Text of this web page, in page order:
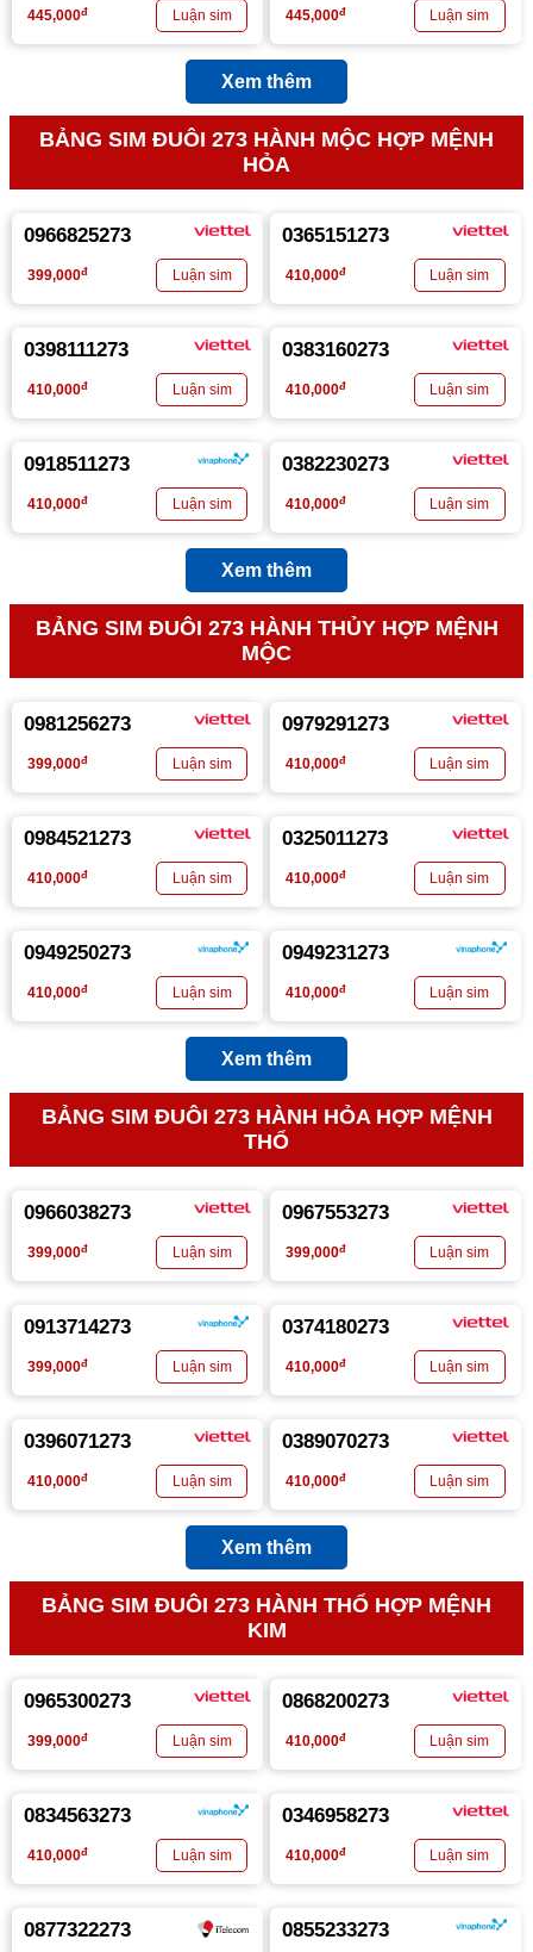
445,000đ 445,000đ
Xem thêm
BẢNG SIM ĐUÔI 273 HÀNH MỘC HỢP MỆNH
HỎA
0966825273
399,000đ
0365151273
410,000đ
0398111273
410,000đ
0383160273
410,000đ
0918511273
410,000đ
0382230273
410,000đ
Xem thêm
BẢNG SIM ĐUÔI 273 HÀNH THỦY HỢP MỆNH
MỘC
0981256273
399,000đ
0979291273
410,000đ
0984521273
410,000đ
0325011273
410,000đ
0949250273
410,000đ
0949231273
410,000đ
Xem thêm
BẢNG SIM ĐUÔI 273 HÀNH HỎA HỢP MỆNH
THỔ
0966038273
399,000đ
0967553273
399,000đ
0913714273
399,000đ
0374180273
410,000đ
0396071273
410,000đ
0389070273
410,000đ
Xem thêm
BẢNG SIM ĐUÔI 273 HÀNH THỔ HỢP MỆNH
KIM
0965300273
399,000đ
0868200273
410,000đ
0834563273
410,000đ
0346958273
410,000đ
0877322273 0855233273